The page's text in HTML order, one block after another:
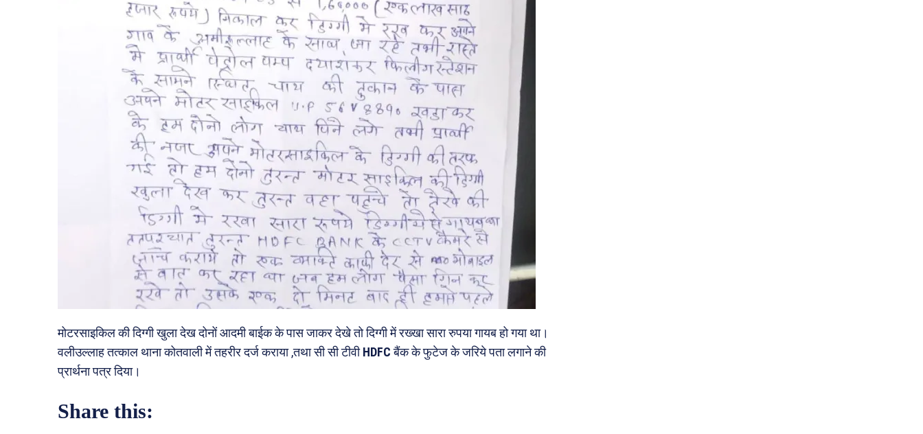
मोटरसाइकिल की दिग्गी खुला देख दोनों आदमी बाईक के पास जाकर देखे तो दिग्गी में रख्खा सारा रुपया गायब हो गया था।
वलीउल्लाह तत्काल थाना कोतवाली में तहरीर दर्ज कराया ,तथा सी सी टीवीHDFCबैंक के फुटेज के जरिये पता लगाने की
प्रार्थना पत्र दिया।
Share this: